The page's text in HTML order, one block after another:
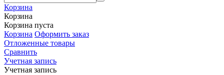
Корзина
Корзина
Корзина пуста
Корзина Оформить заказ
Отложенные товары
Сравнить
Учетная запись
Учетная запись